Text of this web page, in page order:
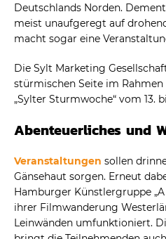
Deutschlands Norden.
meist unaufgeregt auf
macht sogar eine
Die Sylt Marketing
stürmischen Seite im
„Sylter Sturmwoche“ vom 13.
Abenteuerliches und
Veranstaltungen sollen
Gänsehaut sorgen. Erneut
Hamburger Künstlergruppe „A
ihrer Filmwanderung
Leinwänden umfunktioniert.